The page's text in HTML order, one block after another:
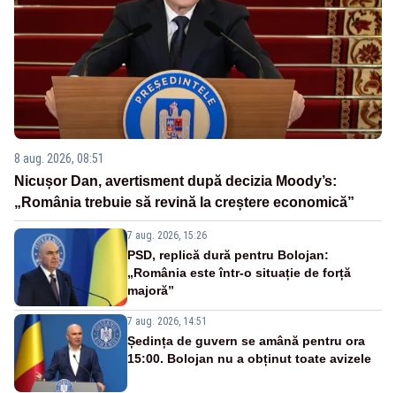
8 aug. 2026, 08:51
Nicușor Dan, avertisment după decizia Moody’s:
„România trebuie să revină la creștere economică”
7 aug. 2026, 15:26
PSD, replică dură pentru Bolojan:
„România este într-o situație de forță
majoră”
7 aug. 2026, 14:51
Ședința de guvern se amână pentru ora
15:00. Bolojan nu a obținut toate avizele